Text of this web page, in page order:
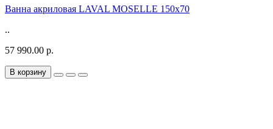
Ванна акриловая LAVAL MOSELLE 150x70
..
57 990.00 р.
В корзину